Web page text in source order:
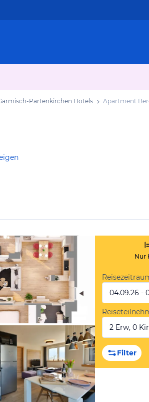
Partenkirchen Hotels Apartment
Nur
04.09.26 -
2 Erw, 0
Filter